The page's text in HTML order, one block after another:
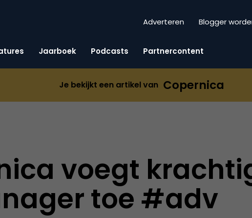
Adverteren Blogger
Jaarboek Podcasts Partnercontent
Je bekijkt een artikel van Copernica
voegt
toe #adv